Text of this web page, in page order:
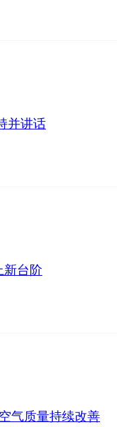
并讲话
新台阶
气质量持续改善